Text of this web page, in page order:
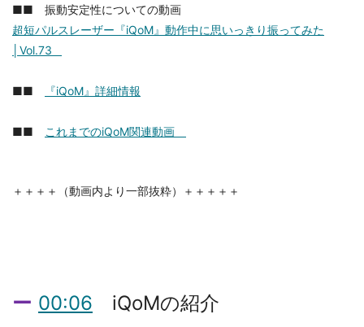
■■ 振動安定性についての動画
超短パルスレーザー『iQoM』動作中に思いっきり振ってみた
│Vol.73
■■ 『iQoM』詳細情報
■■ これまでのiQoM関連動画
＋＋＋＋（動画内より一部抜粋）＋＋＋＋＋
00:06 iQoMの紹介